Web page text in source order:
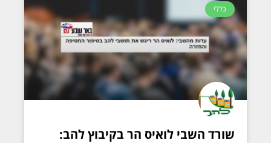
כללי
שורד השבי לואיס הר בקיבוץ להב: